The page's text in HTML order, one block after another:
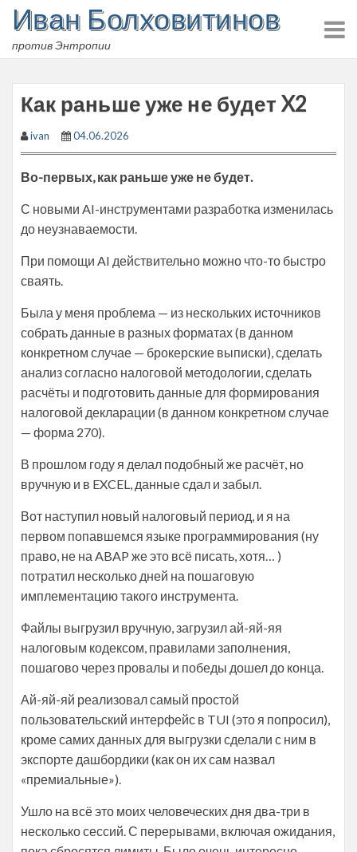
Skip
content
Иван Болховитинов
против Энтропии
Как раньше уже не будет X2
ivan 04.06.2026
Во-первых, как раньше уже не будет.
С новыми AI-инструментами разработка изменилась
до неузнаваемости.
При помощи AI действительно можно что-то быстро
сваять.
Была у меня проблема — из нескольких источников
собрать данные в разных форматах (в данном
конкретном случае — брокерские выписки), сделать
анализ согласно налоговой методологии, сделать
расчёты и подготовить данные для формирования
налоговой декларации (в данном конкретном случае
— форма 270).
В прошлом году я делал подобный же расчёт, но
вручную и в EXCEL, данные сдал и забыл.
Вот наступил новый налоговый период, и я на
первом попавшемся языке программирования (ну
право, не на ABAP же это всё писать, хотя… )
потратил несколько дней на пошаговую
имплементацию такого инструмента.
Файлы выгрузил вручную, загрузил ай-яй-яя
налоговым кодексом, правилами заполнения,
пошагово через провалы и победы дошел до конца.
Ай-яй-яй реализовал самый простой
пользовательский интерфейс в TUI (это я попросил),
кроме самих данных для выгрузки сделали с ним в
экспорте дашбордики (как он их сам назвал
«премиальные»).
Ушло на всё это моих человеческих дня два-три в
несколько сессий. С перерывами, включая ожидания,